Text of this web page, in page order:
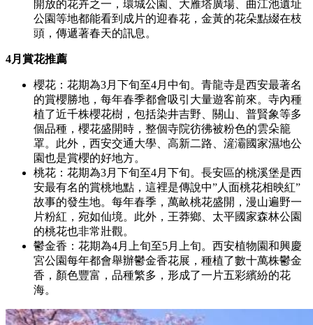
開放的花卉之一，環城公園、大雁塔廣場、曲江池遺址
公園等地都能看到成片的迎春花，金黃的花朵點綴在枝
頭，傳遞著春天的訊息。
4月賞花推薦
櫻花：花期為3月下旬至4月中旬。青龍寺是西安最著名
的賞櫻勝地，每年春季都會吸引大量遊客前來。寺內種
植了近千株櫻花樹，包括染井吉野、關山、普賢象等多
個品種，櫻花盛開時，整個寺院彷彿被粉色的雲朵籠
罩。此外，西安交通大學、高新二路、滻灞國家濕地公
園也是賞櫻的好地方。
桃花：花期為3月下旬至4月下旬。長安區的桃溪堡是西
安最有名的賞桃地點，這裡是傳說中”人面桃花相映紅”
故事的發生地。每年春季，萬畝桃花盛開，漫山遍野一
片粉紅，宛如仙境。此外，王莽鄉、太平國家森林公園
的桃花也非常壯觀。
鬱金香：花期為4月上旬至5月上旬。西安植物園和興慶
宮公園每年都會舉辦鬱金香花展，種植了數十萬株鬱金
香，顏色豐富，品種繁多，形成了一片五彩繽紛的花
海。